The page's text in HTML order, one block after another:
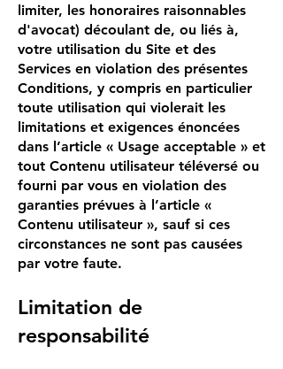
limiter, les honoraires raisonnables
d'avocat) découlant de, ou liés à,
votre utilisation du Site et des
Services en violation des présentes
Conditions, y compris en particulier
toute utilisation qui violerait les
limitations et exigences énoncées
dans l’article « Usage acceptable » et
tout Contenu utilisateur téléversé ou
fourni par vous en violation des
garanties prévues à l’article «
Contenu utilisateur », sauf si ces
circonstances ne sont pas causées
par votre faute.
Limitation de
responsabilité